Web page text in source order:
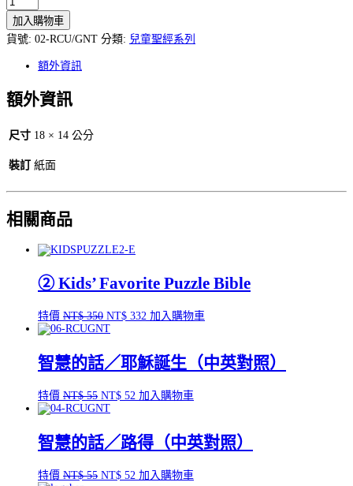
慧
的
穌
活
（中
英
照）
量
加入購物車
貨號: 02-RCU/GNT 分類: 兒童聖經系列
額外資訊
額外資訊
尺寸 18 × 14 公分
裝訂 紙面
相關商品
② Kids’ Favorite Puzzle Bible
特價 NT$350 原
始
格：
NT$ 332 目
格：
加入購物車
智慧的話／耶穌誕生（中英對照）
特價 NT$55 原
始
格：
NT$ 52 目
格：
加入購物車
智慧的話／路得（中英對照）
特價 NT$55 原
NT$ 52 目
加入購物車